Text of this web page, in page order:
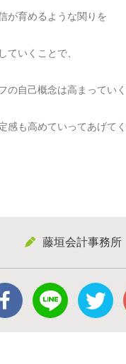
が育めるような関りを
ていくことで、
の自己概念は高まっていく
感も高めていってあげてく
藤垣会計事務所